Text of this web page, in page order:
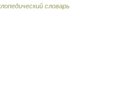
словарь